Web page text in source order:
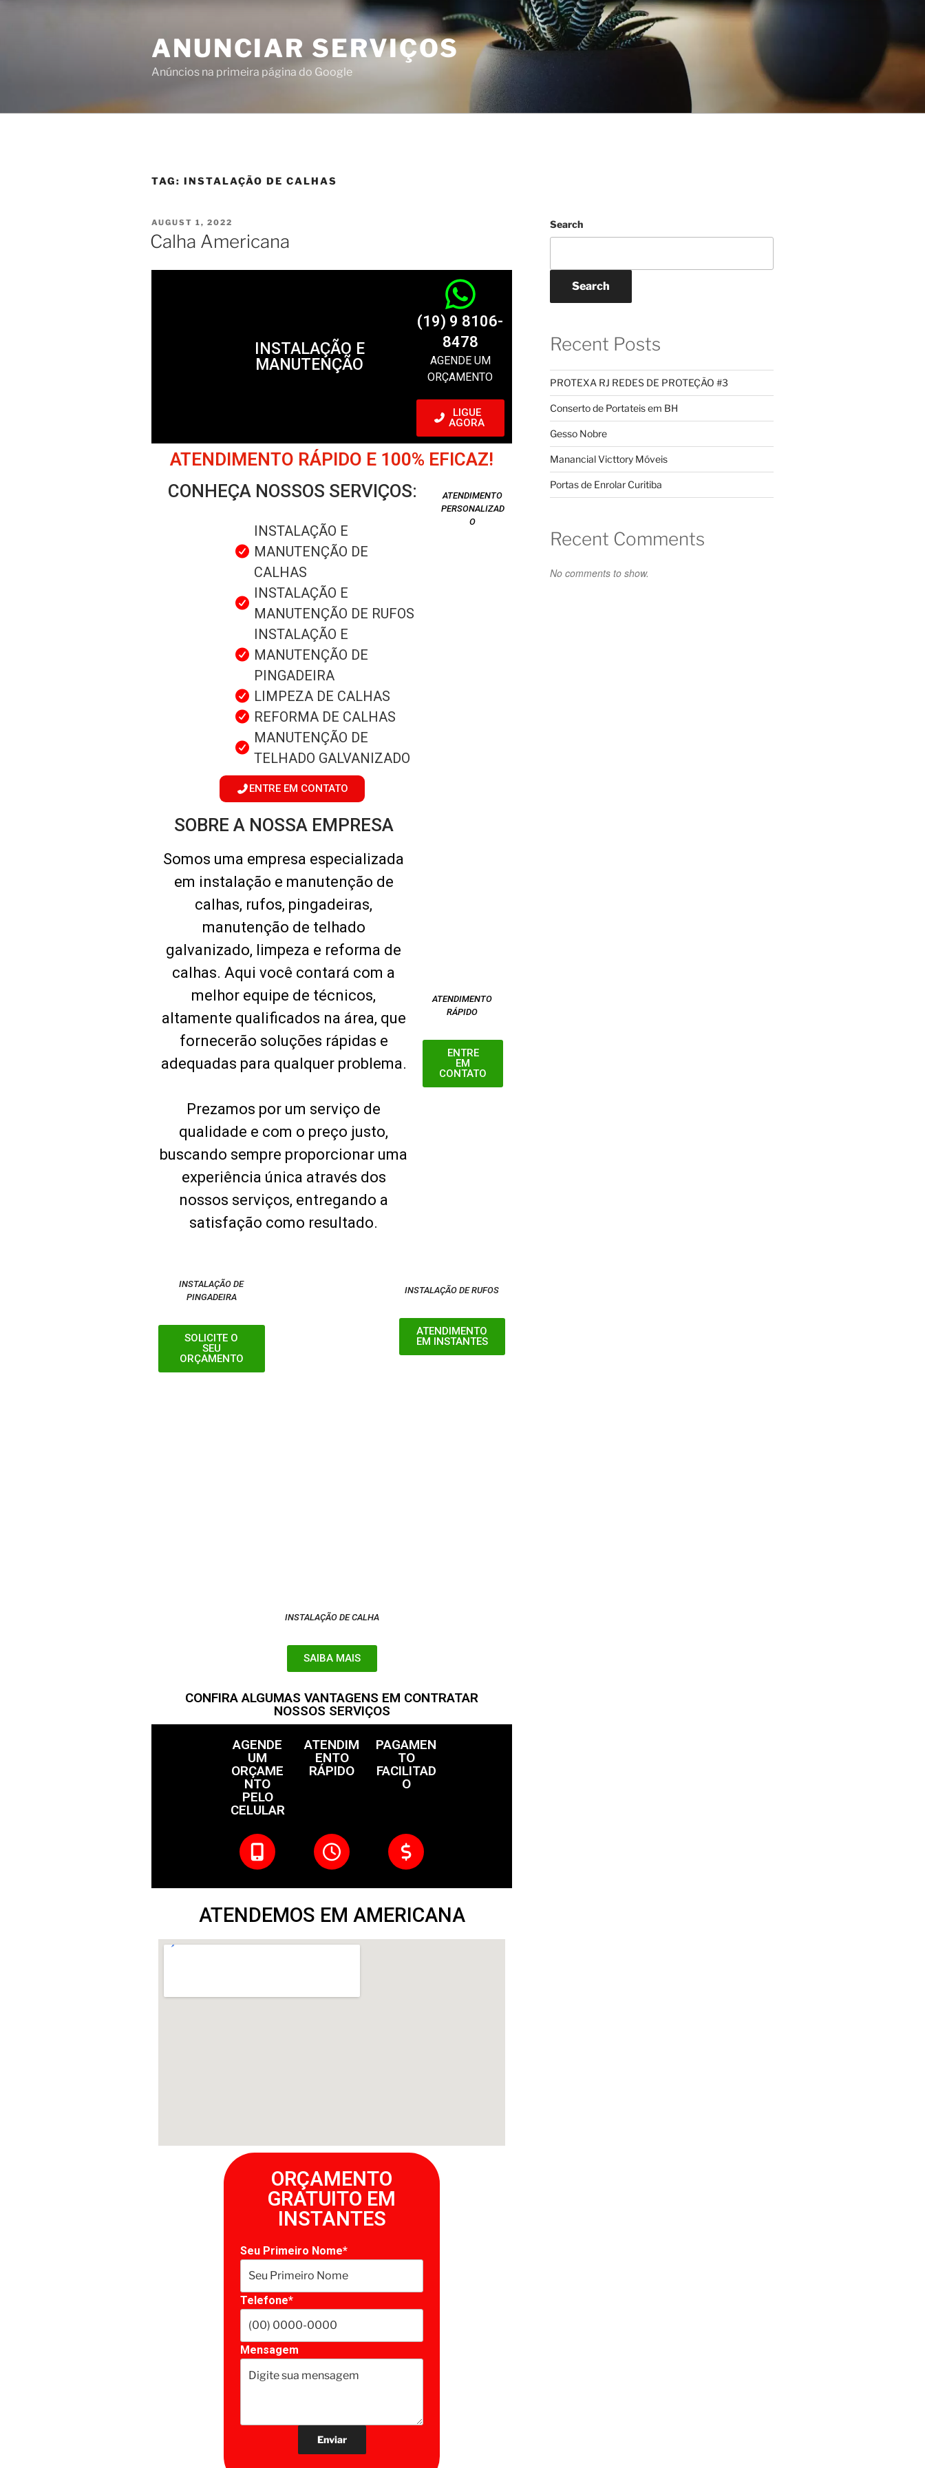
ANUNCIAR SERVIÇOS
Anúncios na primeira página do Google
TAG: INSTALAÇÃO DE CALHAS
AUGUST 1, 2022
Calha Americana
INSTALAÇÃO E
MANUTENÇÃO
(19) 9 8106-
8478
AGENDE UM
ORÇAMENTO
LIGUE
AGORA
ATENDIMENTO RÁPIDO E 100% EFICAZ!
CONHEÇA NOSSOS SERVIÇOS:
INSTALAÇÃO E
MANUTENÇÃO DE
CALHAS
INSTALAÇÃO E
MANUTENÇÃO DE RUFOS
INSTALAÇÃO E
MANUTENÇÃO DE
PINGADEIRA
LIMPEZA DE CALHAS
REFORMA DE CALHAS
MANUTENÇÃO DE
TELHADO GALVANIZADO
ENTRE EM CONTATO
ATENDIMENTO
PERSONALIZAD
O
SOBRE A NOSSA EMPRESA
Somos uma empresa especializada
em instalação e manutenção de
calhas, rufos, pingadeiras,
manutenção de telhado
galvanizado, limpeza e reforma de
calhas. Aqui você contará com a
melhor equipe de técnicos,
altamente qualificados na área, que
fornecerão soluções rápidas e
adequadas para qualquer problema.
Prezamos por um serviço de
qualidade e com o preço justo,
buscando sempre proporcionar uma
experiência única através dos
nossos serviços, entregando a
satisfação como resultado.
ATENDIMENTO
RÁPIDO
ENTRE
EM
CONTATO
INSTALAÇÃO DE
PINGADEIRA
SOLICITE O
SEU
ORÇAMENTO
INSTALAÇÃO DE CALHA
SAIBA MAIS
INSTALAÇÃO DE RUFOS
ATENDIMENTO
EM INSTANTES
CONFIRA ALGUMAS VANTAGENS EM CONTRATAR
NOSSOS SERVIÇOS
AGENDE
UM
ORÇAME
NTO
PELO
CELULAR
ATENDIM
ENTO
RÁPIDO
PAGAMEN
TO
FACILITAD
O
ATENDEMOS EM AMERICANA
ORÇAMENTO
GRATUITO EM
INSTANTES
Seu Primeiro Nome*
Telefone*
Mensagem
Search
Search
Recent Posts
PROTEXA RJ REDES DE PROTEÇÃO #3
Conserto de Portateis em BH
Gesso Nobre
Manancial Victtory Móveis
Portas de Enrolar Curitiba
Recent Comments
No comments to show.